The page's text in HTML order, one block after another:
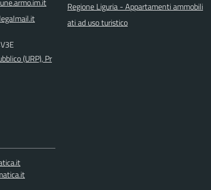
(URP), Pr
Regione Liguria - Appartamenti ammobili
ati ad uso turistico